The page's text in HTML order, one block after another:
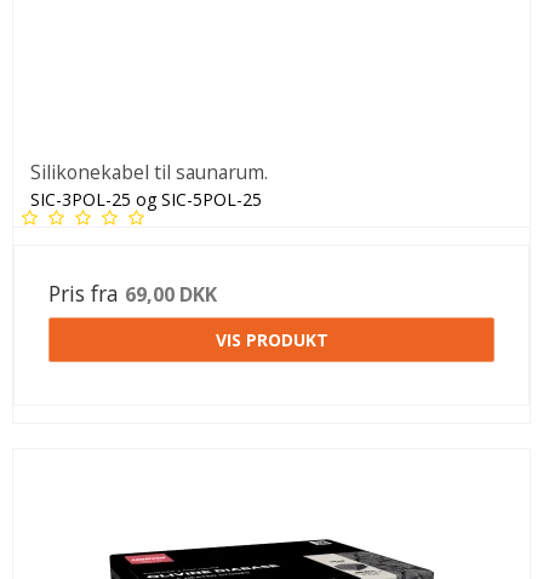
Silikonekabel til saunarum.
SIC-3POL-25 og SIC-5POL-25
Pris fra 69,00 DKK
VIS PRODUKT